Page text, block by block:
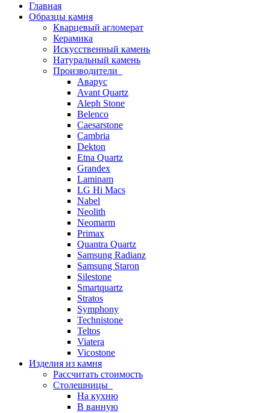
Главная
Образцы камня
Кварцевый агломерат
Керамика
Искусственный камень
Натуральный камень
Производители
Аварус
Avant Quartz
Aleph Stone
Belenco
Caesarstone
Cambria
Dekton
Etna Quartz
Grandex
Laminam
LG Hi Macs
Nabel
Neolith
Neomarm
Primax
Quantra Quartz
Samsung Radianz
Samsung Staron
Silestone
Smartquartz
Stratos
Symphony
Technistone
Teltos
Viatera
Vicostone
Изделия из камня
Рассчитать стоимость
Столешницы
На кухню
В ванную